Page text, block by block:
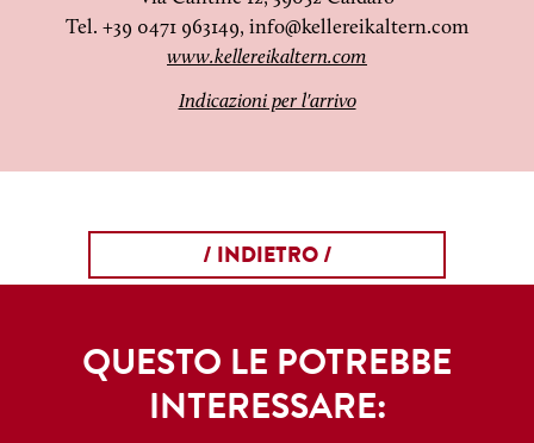
Tel. +39 0471 963149, info@kellereikaltern.com
www.kellereikaltern.com
Indicazioni per l'arrivo
/ INDIETRO /
QUESTO LE POTREBBE
INTERESSARE: